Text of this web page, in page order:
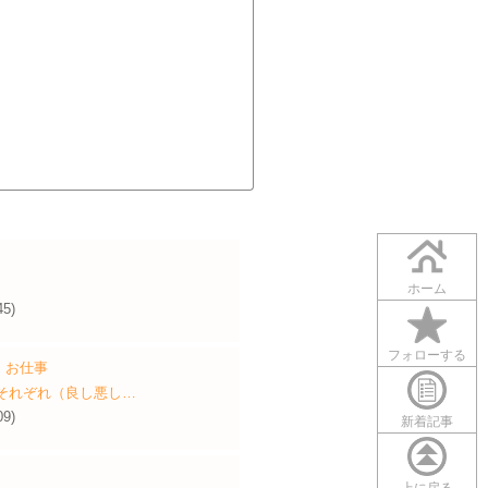
ホーム
フォローする
新着記事
お仕事
ぞれ（良し悪し…